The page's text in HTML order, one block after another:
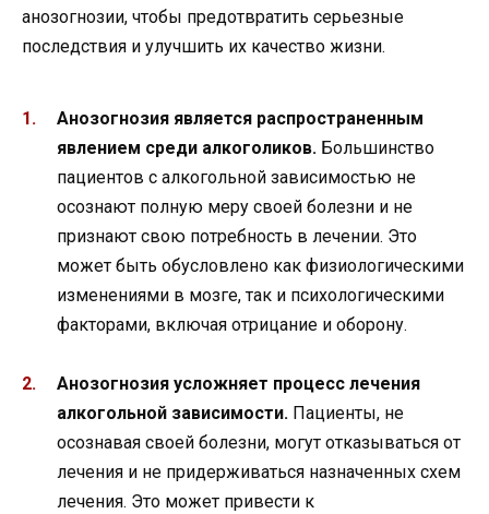
анозогнозии, чтобы предотвратить серьезные
последствия и улучшить их качество жизни.
Анозогнозия является распространенным
явлением среди алкоголиков. Большинство
пациентов с алкогольной зависимостью не
осознают полную меру своей болезни и не
признают свою потребность в лечении. Это
может быть обусловлено как физиологическими
изменениями в мозге, так и психологическими
факторами, включая отрицание и оборону.
Анозогнозия усложняет процесс лечения
алкогольной зависимости. Пациенты, не
осознавая своей болезни, могут отказываться от
лечения и не придерживаться назначенных схем
лечения. Это может привести к